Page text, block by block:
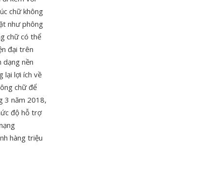
chữ không
như phông
chữ có thể
đại trên
dạng nền
lại lợi ích về
chữ để
3 năm 2018,
độ hỗ trợ
hàng triệu